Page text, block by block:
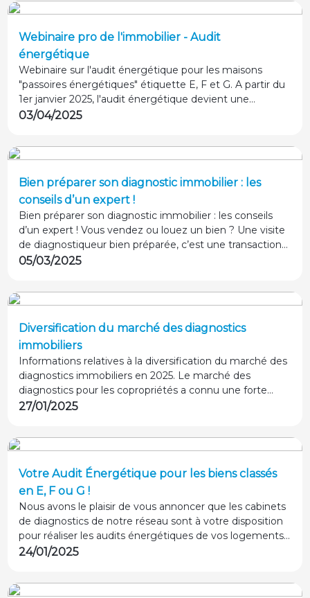
Webinaire pro de l'immobilier - Audit
énergétique
Webinaire sur l'audit énergétique pour les maisons
"passoires énergétiques" étiquette E, F et G. A partir du
1er janvier 2025, l'audit énergétique devient une
obligation légale pour les ventes de biens classés E au
03/04/2025
Bien préparer son diagnostic immobilier : les
conseils d’un expert !
Bien préparer son diagnostic immobilier : les conseils
d’un expert ! Vous vendez ou louez un bien ? Une visite
de diagnostiqueur bien préparée, c’est une transaction
sécurisée et sereine ! Stéphane THEBAUT interviewe un
05/03/2025
Diversification du marché des diagnostics
immobiliers
Informations relatives à la diversification du marché des
diagnostics immobiliers en 2025. Le marché des
diagnostics pour les copropriétés a connu une forte
croissance au sein des cabinets du réseau AGENDA en
27/01/2025
Votre Audit Énergétique pour les biens classés
en E, F ou G !
Nous avons le plaisir de vous annoncer que les cabinets
de diagnostics de notre réseau sont à votre disposition
pour réaliser les audits énergétiques de vos logements !
Nous pouvons vous accompagner dans la réalisation
incitatifs permettant d’obtenir des aides financières.
24/01/2025